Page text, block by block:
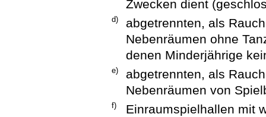
Zwecken dient
d)
abgetrennten, als
Nebenräumen ohne
denen Minderjährige
e)
abgetrennten, als
Nebenräumen von
f)
Einraumspielhallen mit